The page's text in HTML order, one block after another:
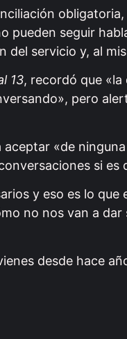
pueden seguir
servicio y, al
13, recordó que
pero
«de
si
y eso es lo
no nos van a
desde hace